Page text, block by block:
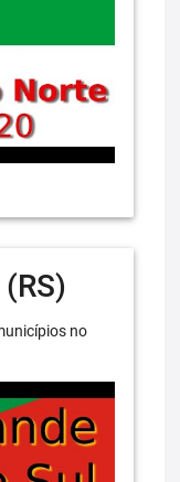
no